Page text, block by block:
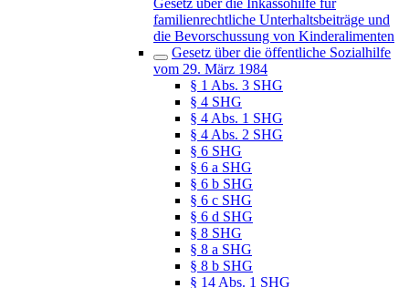
Gesetz über die Inkassohilfe für
familienrechtliche Unterhaltsbeiträge und
die Bevorschussung von Kinderalimenten
Gesetz über die öffentliche Sozialhilfe
vom 29. März 1984
§ 1 Abs. 3 SHG
§ 4 SHG
§ 4 Abs. 1 SHG
§ 4 Abs. 2 SHG
§ 6 SHG
§ 6 a SHG
§ 6 b SHG
§ 6 c SHG
§ 6 d SHG
§ 8 SHG
§ 8 a SHG
§ 8 b SHG
§ 14 Abs. 1 SHG